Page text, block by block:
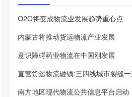
O2O将变成物流业发展趋势重心点
内蒙古将推动货运物流产业发展
意识障碍药业物流在中国刚发展
南方地区现代物流公共信息平台启动